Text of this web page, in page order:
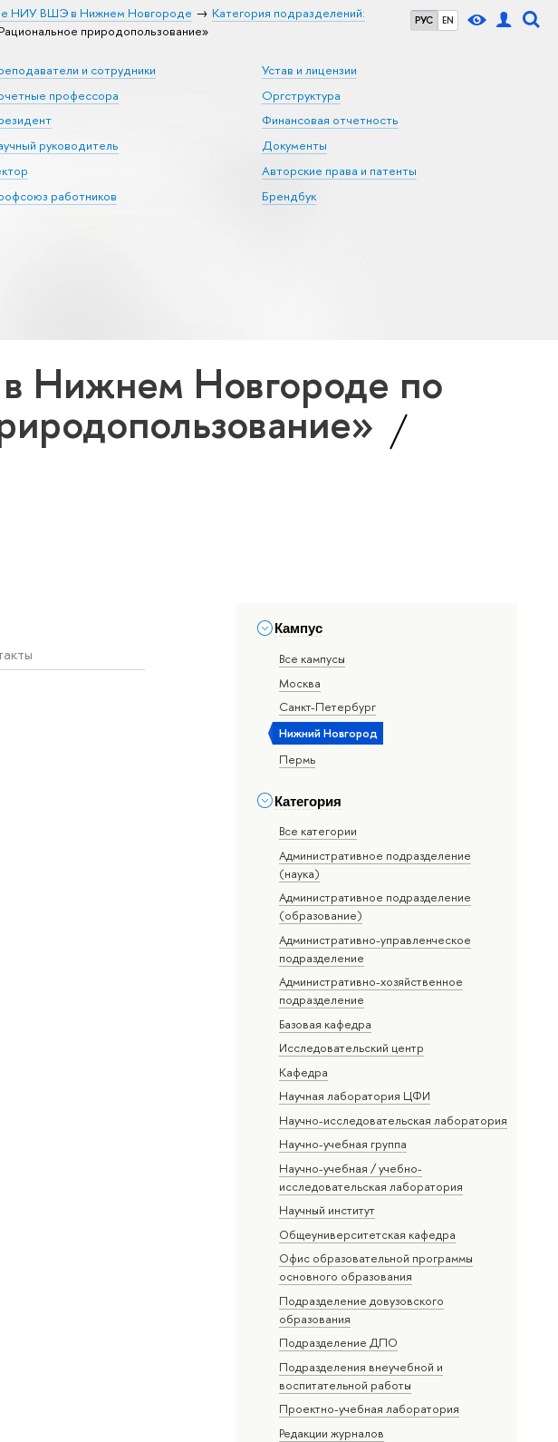
РУС EN
НИУ ВШЭ в Нижнем Новгороде
Категория подразделений:
природопользование»
и сотрудники
профессора
руководитель
работников
Устав и лицензии
Оргструктура
Финансовая отчетность
Документы
Авторские права и патенты
Брендбук
Нижнем Новгороде по
Кампус
Все кампусы
Москва
Санкт-Петербург
Нижний Новгород
Пермь
Категория
Все категории
Административное подразделение
(наука)
Административное подразделение
(образование)
Административно-управленческое
подразделение
Административно-хозяйственное
подразделение
Базовая кафедра
Исследовательский центр
Кафедра
Научная лаборатория ЦФИ
Научно-исследовательская лаборатория
Научно-учебная группа
Научно-учебная / учебно-
исследовательская лаборатория
Научный институт
Общеуниверситетская кафедра
Офис образовательной программы
основного образования
Подразделение довузовского
образования
Подразделение ДПО
Подразделения внеучебной и
воспитательной работы
Проектно-учебная лаборатория
Редакции журналов